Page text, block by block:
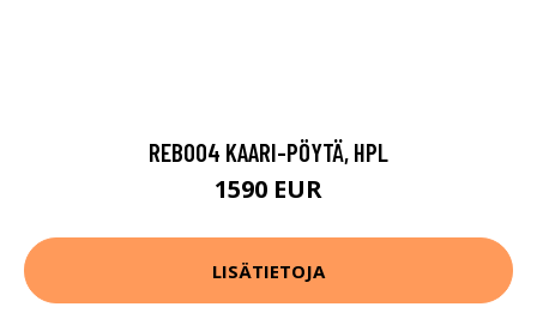
REB004 KAARI-PÖYTÄ, HPL
1590 EUR
LISÄTIETOJA